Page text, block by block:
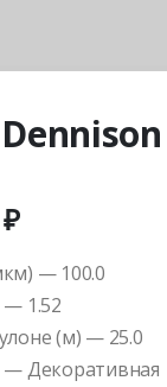
₽
— 100.0
1.52
(м) — 25.0
— Декоративная